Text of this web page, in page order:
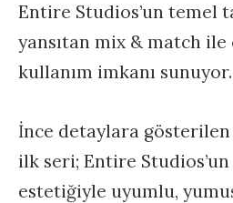
Entire Studios’un temel
yansıtan mix & match
kullanım imkanı sunuyor.
İnce detaylara
ilk seri; Entire Studios’un
estetiğiyle uyumlu,